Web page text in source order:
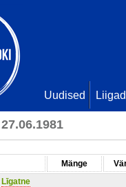
Uudised Liigad
Mänge
Līgatne